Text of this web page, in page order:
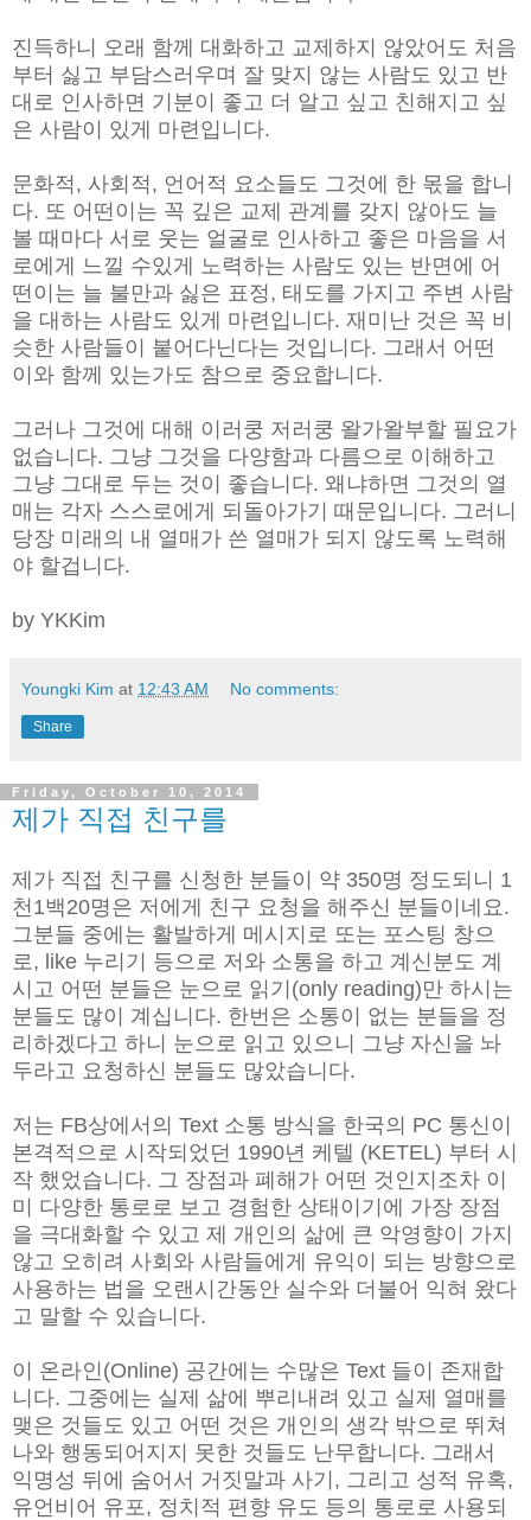
진득하니 오래 함께 대화하고 교제하지 않았어도 처음
부터 싫고 부담스러우며 잘 맞지 않는 사람도 있고 반
대로 인사하면 기분이 좋고 더 알고 싶고 친해지고 싶
은 사람이 있게 마련입니다.
문화적, 사회적, 언어적 요소들도 그것에 한 몫을 합니
다. 또 어떤이는 꼭 깊은 교제 관계를 갖지 않아도 늘
볼 때마다 서로 웃는 얼굴로 인사하고 좋은 마음을 서
로에게 느낄 수있게 노력하는 사람도 있는 반면에 어
떤이는 늘 불만과 싫은 표정, 태도를 가지고 주변 사람
을 대하는 사람도 있게 마련입니다. 재미난 것은 꼭 비
슷한 사람들이 붙어다닌다는 것입니다. 그래서 어떤
이와 함께 있는가도 참으로 중요합니다.
그러나 그것에 대해 이러쿵 저러쿵 왈가왈부할 필요가
없습니다. 그냥 그것을 다양함과 다름으로 이해하고
그냥 그대로 두는 것이 좋습니다. 왜냐하면 그것의 열
매는 각자 스스로에게 되돌아가기 때문입니다. 그러니
당장 미래의 내 열매가 쓴 열매가 되지 않도록 노력해
야 할겁니다.
by YKKim
Youngki Kim at 12:43 AM No comments:
Share
Friday, October 10, 2014
제가 직접 친구를
제가 직접 친구를 신청한 분들이 약 350명 정도되니 1
천1백20명은 저에게 친구 요청을 해주신 분들이네요.
그분들 중에는 활발하게 메시지로 또는 포스팅 창으
로, like 누리기 등으로 저와 소통을 하고 계신분도 계
시고 어떤 분들은 눈으로 읽기(only reading)만 하시는
분들도 많이 계십니다. 한번은 소통이 없는 분들을 정
리하겠다고 하니 눈으로 읽고 있으니 그냥 자신을 놔
두라고 요청하신 분들도 많았습니다.
저는 FB상에서의 Text 소통 방식을 한국의 PC 통신이
본격적으로 시작되었던 1990년 케텔 (KETEL) 부터 시
작 했었습니다. 그 장점과 폐해가 어떤 것인지조차 이
미 다양한 통로로 보고 경험한 상태이기에 가장 장점
을 극대화할 수 있고 제 개인의 삶에 큰 악영향이 가지
않고 오히려 사회와 사람들에게 유익이 되는 방향으로
사용하는 법을 오랜시간동안 실수와 더불어 익혀 왔다
고 말할 수 있습니다.
이 온라인(Online) 공간에는 수많은 Text 들이 존재합
니다. 그중에는 실제 삶에 뿌리내려 있고 실제 열매를
맺은 것들도 있고 어떤 것은 개인의 생각 밖으로 뛰쳐
나와 행동되어지지 못한 것들도 난무합니다. 그래서
익명성 뒤에 숨어서 거짓말과 사기, 그리고 성적 유혹,
유언비어 유포, 정치적 편향 유도 등의 통로로 사용되